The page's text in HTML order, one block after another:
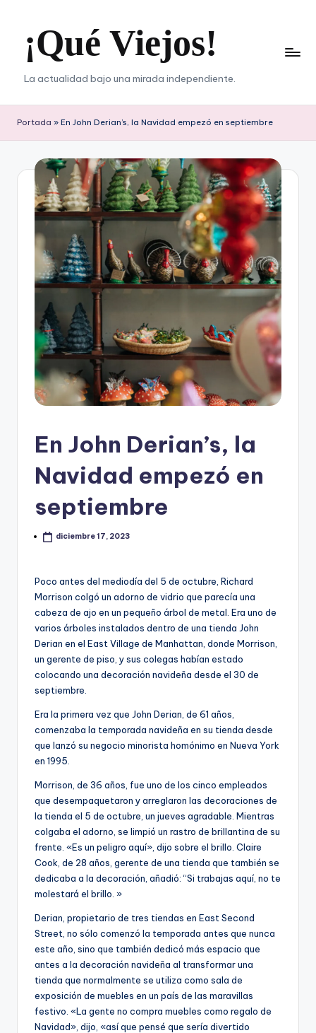
contenido¡Qué Viejos!
La actualidad bajo una mirada independiente.
Portada » En John Derian’s, la Navidad empezó en septiembre
En John Derian’s, la
Navidad empezó en
septiembre
diciembre 17, 2023
Poco antes del mediodía del 5 de octubre, Richard
Morrison colgó un adorno de vidrio que parecía una
cabeza de ajo en un pequeño árbol de metal. Era uno de
varios árboles instalados dentro de una tienda John
Derian en el East Village de Manhattan, donde Morrison,
un gerente de piso, y sus colegas habían estado
colocando una decoración navideña desde el 30 de
septiembre.
Era la primera vez que John Derian, de 61 años,
comenzaba la temporada navideña en su tienda desde
que lanzó su negocio minorista homónimo en Nueva York
en 1995.
Morrison, de 36 años, fue uno de los cinco empleados
que desempaquetaron y arreglaron las decoraciones de
la tienda el 5 de octubre, un jueves agradable. Mientras
colgaba el adorno, se limpió un rastro de brillantina de su
frente. «Es un peligro aquí», dijo sobre el brillo. Claire
Cook, de 28 años, gerente de una tienda que también se
dedicaba a la decoración, añadió: “Si trabajas aquí, no te
molestará el brillo. »
Derian, propietario de tres tiendas en East Second
Street, no sólo comenzó la temporada antes que nunca
este año, sino que también dedicó más espacio que
antes a la decoración navideña al transformar una
tienda que normalmente se utiliza como sala de
exposición de muebles en un país de las maravillas
festivo. «La gente no compra muebles como regalo de
Navidad», dijo, «así que pensé que sería divertido